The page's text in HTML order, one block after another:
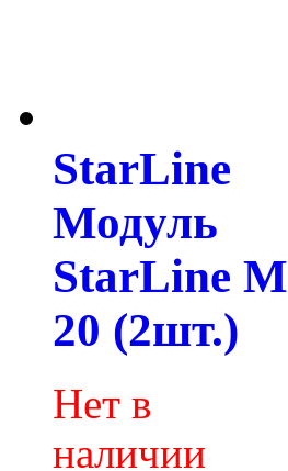
StarLine
Модуль
StarLine M
20 (2шт.)
Нет в
наличии